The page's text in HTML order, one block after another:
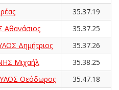
35.37.19
Αθανάσιος
35.37.25
Δημήτριος
35.37.26
Μιχαήλ
35.38.25
Θεόδωρος
35.47.18